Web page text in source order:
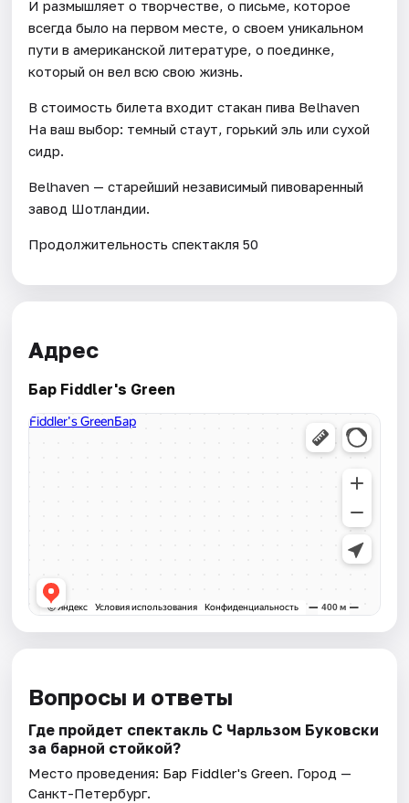
И размышляет о творчестве, о письме, которое
всегда было на первом месте, о своем уникальном
пути в американской литературе, о поединке,
который он вел всю свою жизнь.
В стоимость билета входит стакан пива Belhaven
На ваш выбор: темный стаут, горький эль или сухой
сидр.
Belhaven — старейший независимый пивоваренный
завод Шотландии.
Продолжительность спектакля 50
Адрес
Бар Fiddler's Green
Вопросы и ответы
Где пройдет спектакль С Чарльзом Буковски
за барной стойкой?
Место проведения: Бар Fiddler's Green. Город —
Санкт-Петербург.